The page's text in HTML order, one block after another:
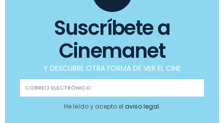
Suscríbete a
Cinemanet
Y DESCUBRE OTRA FORMA DE VER EL CINE
He leído y acepto el aviso legal.